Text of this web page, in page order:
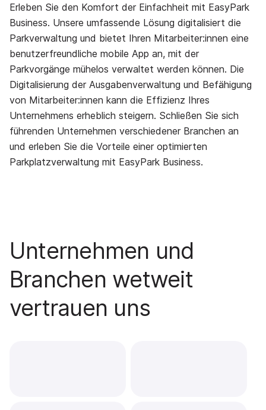
Erleben Sie den Komfort der Einfachheit mit EasyPark
Business. Unsere umfassende Lösung digitalisiert die
Parkverwaltung und bietet Ihren Mitarbeiter:innen eine
benutzerfreundliche mobile App an, mit der
Parkvorgänge mühelos verwaltet werden können. Die
Digitalisierung der Ausgabenverwaltung und Befähigung
von Mitarbeiter:innen kann die Effizienz Ihres
Unternehmens erheblich steigern. Schließen Sie sich
führenden Unternehmen verschiedener Branchen an
und erleben Sie die Vorteile einer optimierten
Parkplatzverwaltung mit EasyPark Business.
Unternehmen und
Branchen wetweit
vertrauen uns